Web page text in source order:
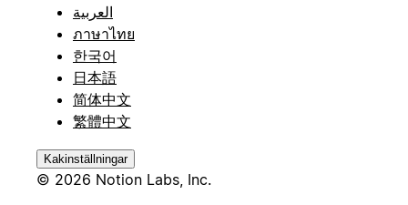
العربية
ภาษาไทย
한국어
日本語
简体中文
繁體中文
Kakinställningar
© 2026 Notion Labs, Inc.